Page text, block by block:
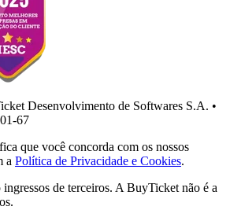
Desenvolvimento de Softwares S.A. •
67
que você concorda com os nossos
a Política de Privacidade e Cookies.
de terceiros. A BuyTicket não é a